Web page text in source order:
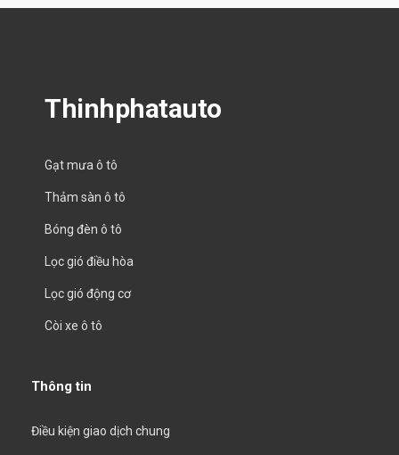
Thinhphatauto
Gạt mưa ô tô
Thảm sàn ô tô
Bóng đèn ô tô
Lọc gió điều hòa
Lọc gió động cơ
Còi xe ô tô
Thông tin
Điều kiện giao dịch chung